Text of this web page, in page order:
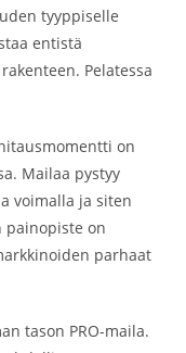
tyyppiselle
entistä
Pelatessa
on
Mailaa pystyy
voimalla ja siten
painopiste on
parhaat
tason PRO-maila.